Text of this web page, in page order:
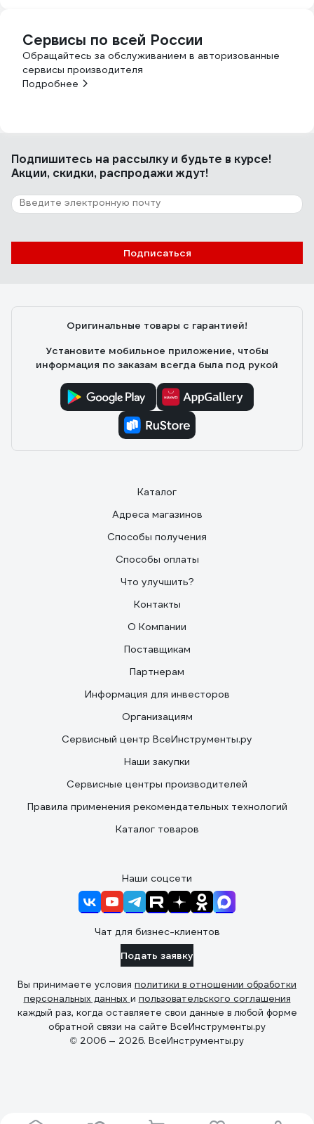
Сервисы по всей России
Обращайтесь за обслуживанием в авторизованные
сервисы производителя
Подробнее
Подпишитесь на рассылкуи будьте в курсе!
Акции, скидки, распродажи ждут!
Подписаться
Оригинальные товары с гарантией!
Установите мобильное приложение, чтобы
информация по заказам всегда была под рукой
Каталог
Адреса магазинов
Способы получения
Способы оплаты
Что улучшить?
Контакты
О Компании
Поставщикам
Партнерам
Информация для инвесторов
Организациям
Сервисный центр ВсеИнструменты.ру
Наши закупки
Сервисные центры производителей
Правила применения рекомендательных технологий
Каталог товаров
Наши соцсети
Чат для бизнес-клиентов
Подать заявку
Вы принимаете условия политики в отношении обработки
персональных данных и пользовательского соглашения
каждый раз, когда оставляете свои данные в любой форме
обратной связи на сайте ВсеИнструменты.ру
© 2006 — 2026. ВсеИнструменты.ру